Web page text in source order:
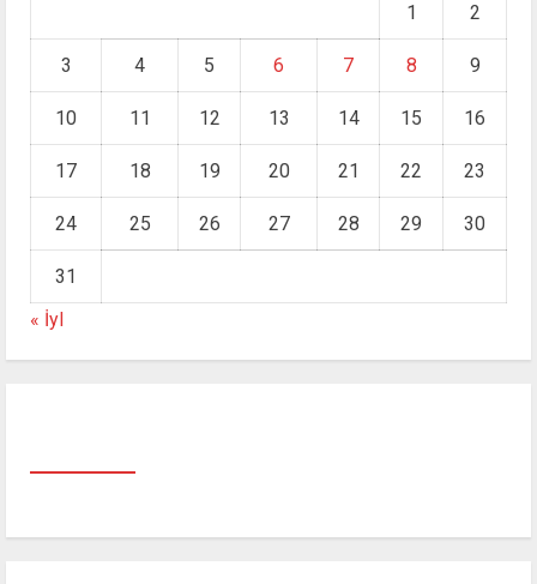
1 2
3 4 5 6 7 8 9
10 11 12 13 14 15 16
17 18 19 20 21 22 23
24 25 26 27 28 29 30
31
« İyl